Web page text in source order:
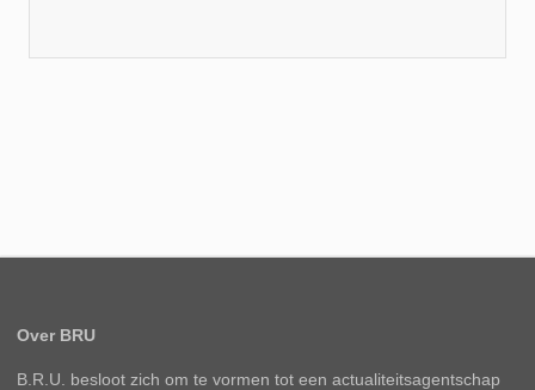
Over BRU
B.R.U. besloot zich om te vormen tot een actualiteitsagentschap